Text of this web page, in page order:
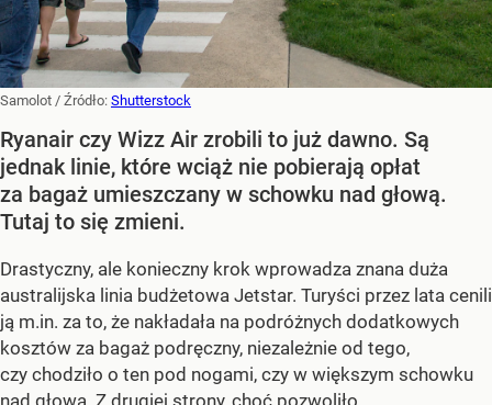
Samolot / Źródło: Shutterstock
Ryanair czy Wizz Air zrobili to już dawno. Są
jednak linie, które wciąż nie pobierają opłat
za bagaż umieszczany w schowku nad głową.
Tutaj to się zmieni.
Drastyczny, ale konieczny krok wprowadza znana duża
australijska linia budżetowa Jetstar. Turyści przez lata cenili
ją m.in. za to, że nakładała na podróżnych dodatkowych
kosztów za bagaż podręczny, niezależnie od tego,
czy chodziło o ten pod nogami, czy w większym schowku